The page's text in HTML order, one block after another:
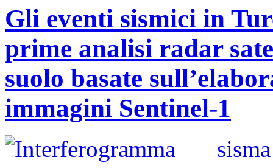
Gli eventi sismici in
prime analisi radar
suolo basate
immagini Sentinel-1